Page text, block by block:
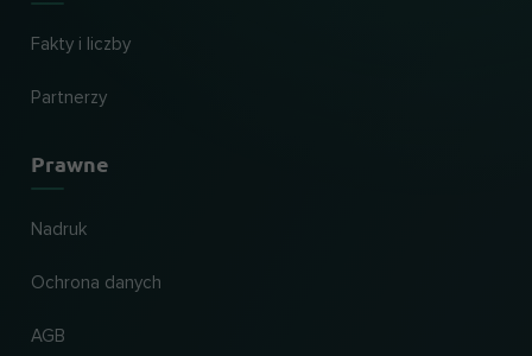
Fakty i liczby
Partnerzy
Prawne
Nadruk
Ochrona danych
AGB